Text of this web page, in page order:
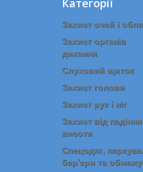
Категорії
Захист очей і
Захист органів
дихання
Слуховий щиток
Захист голови
Захист рук і ніг
Захист від
висоти
Спецодяг,
бар'єри та